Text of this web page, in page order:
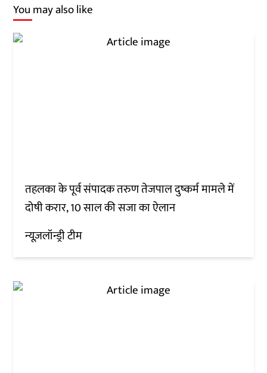
You may also like
तहलका के पूर्व संपादक तरुण तेजपाल दुष्कर्म मामले में
दोषी करार, 10 साल की सजा का ऐलान
न्यूज़लॉन्ड्री टीम